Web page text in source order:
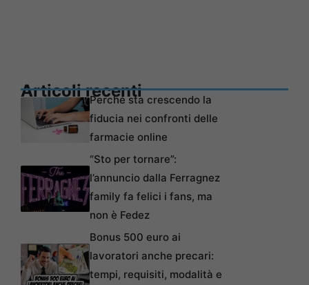
Articoli recentiPerché sta crescendo la
fiducia nei confronti delle
farmacie online
“Sto per tornare”:
l’annuncio dalla Ferragnez
family fa felici i fans, ma
non è Fedez
Bonus 500 euro ai
lavoratori anche precari:
tempi, requisiti, modalità e